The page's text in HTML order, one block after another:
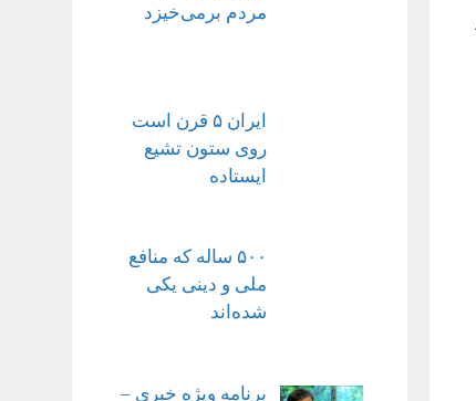
مردم برمی‌خیزد
ایران ۵ قرن است
روی ستون تشیع
ایستاده
۵۰۰ ساله که منافع
ملی و دینی یکی
شده‌اند
برنامه ویژه خبری –